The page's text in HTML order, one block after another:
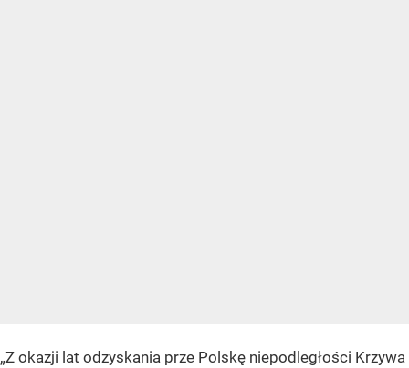
„Z okazji lat odzyskania prze Polskę niepodległości Krzywa